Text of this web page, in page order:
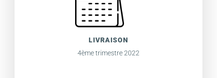
LIVRAISON
4ème trimestre 2022